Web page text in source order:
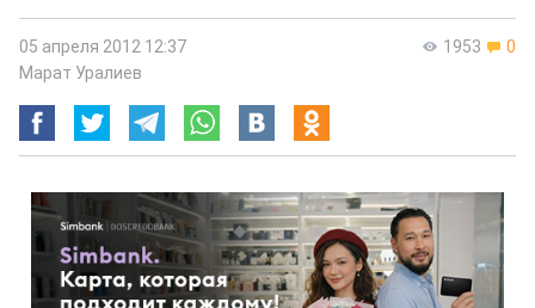
1953 0
05 апреля 2012 12:37
Марат Уралиев